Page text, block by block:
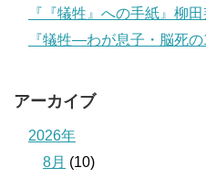
『『犠牲』への手紙』柳
『犠牲―わが息子・脳死
アーカイブ
2026年
8月 (10)